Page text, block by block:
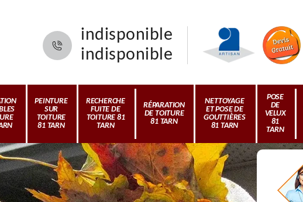
indisponible
indisponible
PEINTURE
SUR
TOITURE
81 TARN
RECHERCHE
FUITE DE
TOITURE 81
TARN
RÉPARATION
DE TOITURE
81 TARN
NETTOYAGE
ET POSE DE
GOUTTIÈRES
81 TARN
POSE
DE
VELUX
81
TARN